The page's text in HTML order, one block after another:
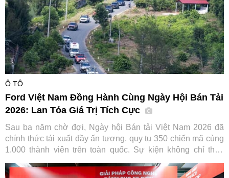
Ô TÔ
Ford Việt Nam Đồng Hành Cùng Ngày Hội Bán Tải
2026: Lan Tỏa Giá Trị Tích Cực
Sau ba năm chờ đợi, Ngày hội Bán tải Việt Nam 2026 đã
chính thức tái xuất đầy ấn tượng, quy tụ 350 chiến mã cùng
1.000 thành viên trên toàn quốc. Sự kiện không chỉ thỏa
Việt Nam trong hành trình gắn kết và lan tỏa giá trị tích cực